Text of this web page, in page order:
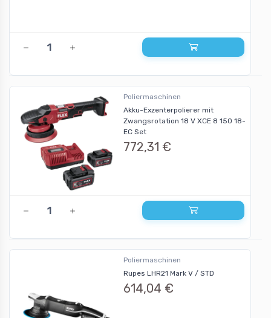
Poliermaschinen
Akku-Exzenterpolierer mit
Zwangsrotation 18 V XCE 8 150 18-
EC Set
772,31 €
Poliermaschinen
Rupes LHR21 Mark V / STD
614,04 €